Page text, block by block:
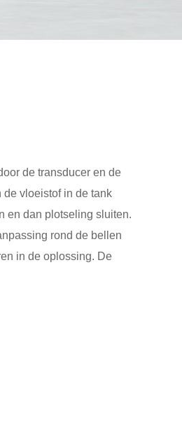
de transducer en de
vloeistof in de tank
en dan plotseling sluiten.
rond de bellen
in de oplossing. De